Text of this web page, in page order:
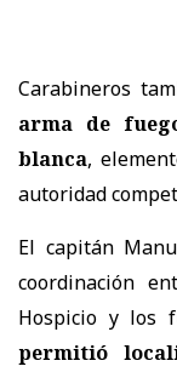
Carabineros
arma de
blanca,
autoridad
El capitán
coordinación
Hospicio y los
permitió